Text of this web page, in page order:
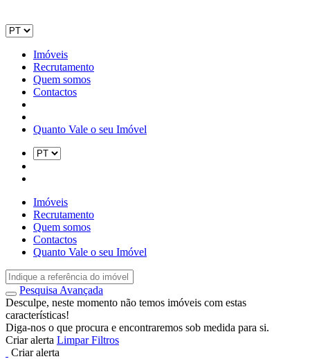
Imóveis
Recrutamento
Quem somos
Contactos
Quanto Vale o seu Imóvel
Imóveis
Recrutamento
Quem somos
Contactos
Quanto Vale o seu Imóvel
Pesquisa Avançada
Desculpe, neste momento não temos imóveis com estas
características!
Diga-nos o que procura e encontraremos sob medida para si.
Criar alerta Limpar Filtros
Criar alerta